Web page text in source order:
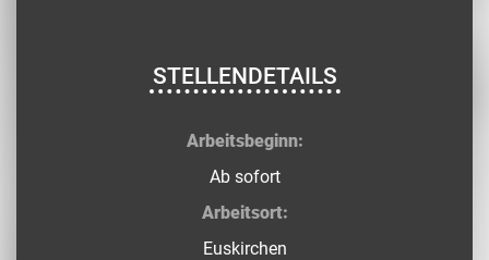
STELLENDETAILS
Arbeitsbeginn:
Ab sofort
Arbeitsort:
Euskirchen